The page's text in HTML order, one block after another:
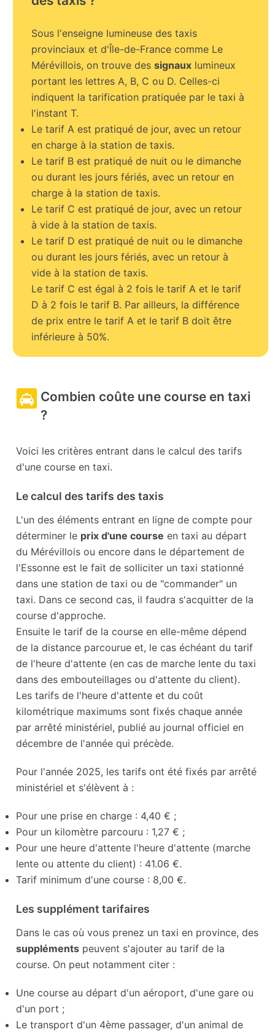
Sous l'enseigne lumineuse des taxis
provinciaux et d'Île-de-France comme Le
Mérévillois, on trouve dessignaux lumineux
portant les lettres A, B, C ou D. Celles-ci
indiquent la tarification pratiquée par le taxi à
l'instant T.
Le tarif A est pratiqué de jour, avec un retour
en charge à la station de taxis.
Le tarif B est pratiqué de nuit ou le dimanche
ou durant les jours fériés, avec un retour en
charge à la station de taxis.
Le tarif C est pratiqué de jour, avec un retour
à vide à la station de taxis.
Le tarif D est pratiqué de nuit ou le dimanche
ou durant les jours fériés, avec un retour à
vide à la station de taxis.
Le tarif C est égal à 2 fois le tarif A et le tarif
D à 2 fois le tarif B. Par ailleurs, la différence
de prix entre le tarif A et le tarif B doit être
inférieure à 50%.
Combien coûte une course en taxi
?
Voici les critères entrant dans le calcul des tarifs
d'une course en taxi.
Le calcul des tarifs des taxis
L'un des éléments entrant en ligne de compte pour
déterminer le prix d'une course en taxi au départ
du Mérévillois ou encore dans le département de
l'Essonne est le fait de solliciter un taxi stationné
dans une station de taxi ou de "commander" un
taxi. Dans ce second cas, il faudra s'acquitter de la
course d'approche.
Ensuite le tarif de la course en elle-même dépend
de la distance parcourue et, le cas échéant du tarif
de l'heure d'attente (en cas de marche lente du taxi
dans des embouteillages ou d'attente du client).
Les tarifs de l'heure d'attente et du coût
kilométrique maximums sont fixés chaque année
par arrêté ministériel, publié au journal officiel en
décembre de l'année qui précède.
Pour l'année 2025, les tarifs ont été fixés par arrêté
ministériel et s'élèvent à :
Pour une prise en charge : 4,40 € ;
Pour un kilomètre parcouru : 1,27 € ;
Pour une heure d'attente l'heure d'attente (marche
lente ou attente du client) : 41.06 €.
Tarif minimum d'une course : 8,00 €.
Les supplément tarifaires
Dans le cas où vous prenez un taxi en province, des
suppléments peuvent s'ajouter au tarif de la
course. On peut notamment citer :
Une course au départ d'un aéroport, d'une gare ou
d'un port ;
Le transport d'un 4ème passager, d'un animal de